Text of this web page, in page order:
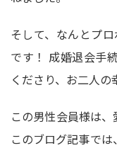
そして、なんとプ
です！ 成婚退会手
くださり、お二人の
この男性会員様は、
このブログ記事で